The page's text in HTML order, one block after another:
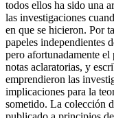
todos ellos ha sido una
las investigaciones
en que se hicieron. Por
papeles independientes
pero afortunadamente
notas aclaratorias, y
emprendieron las
implicaciones para la
sometido. La colección